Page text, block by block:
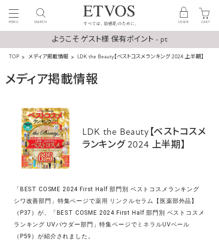
MENU SEARCH LOGIN CART
ようこそ ゲスト様 保有ポイント - pt
TOP メディア掲載情報 LDK the Beauty【ベストコスメランキング 2024 上半期】
メディア掲載情報
LDK the Beauty【ベストコスメ
ランキング 2024 上半期】
「BEST COSME 2024 First Half 部門別 ベストコスメランキング
シワ改善部門」特集ページで薬用 リンクルセラム
【医薬部外品】
（P37）が、「BEST COSME 2024 First Half 部門別 ベストコスメ
ランキング UVパウダー部門」特集ページで ミネラルUVベール
（P59）が紹介されました。